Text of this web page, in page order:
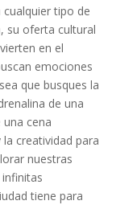
tipo de
su oferta cultural
en el
emociones
que busques la
de una
cena
creatividad para
nuestras
tiene para